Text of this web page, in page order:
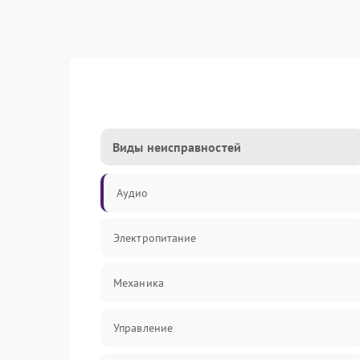
Виды неисправностей
Аудио
Электропитание
Механика
Управление